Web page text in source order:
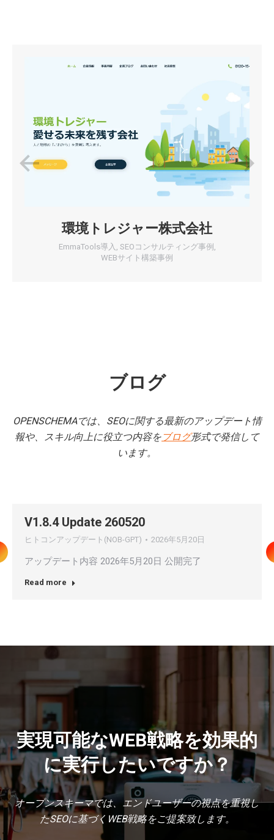
環境トレジャー株式会社
EmmaTools導入 , SEOコンサルティング事例 ,
WEBサイト構築事例
ブログ
OPENSCHEMAでは、SEOに関する最新のアップデート情
報や、スキル向上に役立つ内容をブログ形式で発信して
います。
V1.8.4 Update 260520
ヒトコンアップデート(NOB-GPT) 2026年5月20日
アップデート内容 2026年5月20日 公開完了
Read more
実現可能なWEB戦略を効果的
に実行したいですか？
オープンスキーマでは、エンドユーザーの視点を重視し
たSEOに基づくWEB戦略をご提案致します。